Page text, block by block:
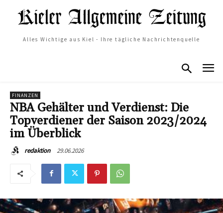
Alles Wichtige aus Kiel - Ihre tägliche Nachrichtenquelle
FINANZEN
NBA Gehälter und Verdienst: Die
Topverdiener der Saison 2023/2024
im Überblick
redaktion 29.06.2026